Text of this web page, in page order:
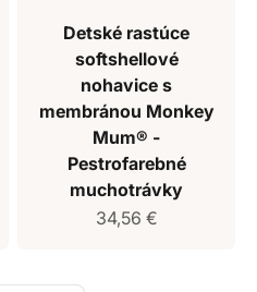
Detské rastúce
softshellové
nohavice s
membránou Monkey
Mum® -
Pestrofarebné
muchotrávky
Predajná cena
34,56 €